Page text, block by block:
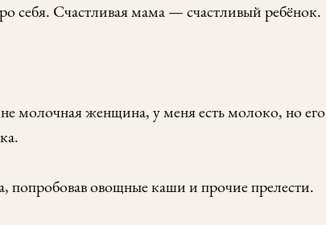
себя. Счастливая мама — счастливый ребёнок.
молочная женщина, у меня есть молоко, но его
попробовав овощные каши и прочие прелести.